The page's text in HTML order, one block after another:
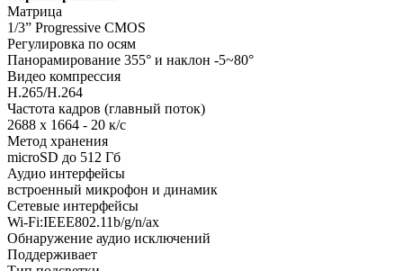
Матрица
1/3” Progressive CMOS
Регулировка по осям
Панорамирование 355° и наклон -5~80°
Видео компрессия
H.265/H.264
Частота кадров (главный поток)
2688 x 1664 - 20 к/с
Метод хранения
microSD до 512 Гб
Аудио интерфейсы
встроенный микрофон и динамик
Сетевые интерфейсы
Wi-Fi:IEEE802.11b/g/n/ax
Обнаружение аудио исключений
Поддерживает